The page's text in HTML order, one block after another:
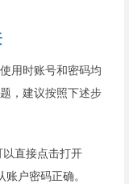
用时账号和密码均
，建议按照下述步
直接点击打开
账户密码正确。